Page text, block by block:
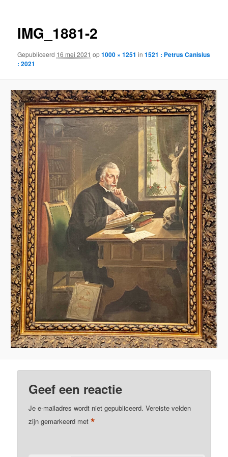
IMG_1881-2
Gepubliceerd 16 mei 2021 op1000 × 1251 in1521 : Petrus Canisius
: 2021
Geef een reactie
Je e-mailadres wordt niet gepubliceerd. Vereiste velden
zijn gemarkeerd met*